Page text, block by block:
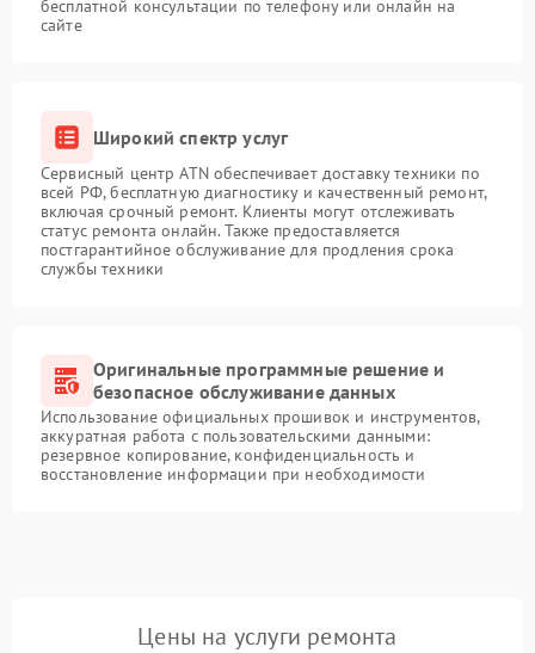
бесплатной консультации по телефону или онлайн на
сайте
Широкий спектр услуг
Сервисный центр ATN обеспечивает доставку техники по
всей РФ, бесплатную диагностику и качественный ремонт,
включая срочный ремонт. Клиенты могут отслеживать
статус ремонта онлайн. Также предоставляется
постгарантийное обслуживание для продления срока
службы техники
Оригинальные программные решение и
безопасное обслуживание данных
Использование официальных прошивок и инструментов,
аккуратная работа с пользовательскими данными:
резервное копирование, конфиденциальность и
восстановление информации при необходимости
Цены на услуги ремонта